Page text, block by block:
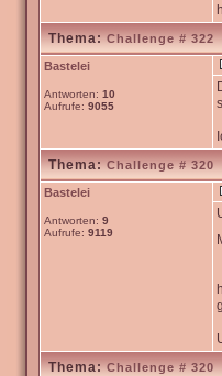
Thema:Challenge # 322
Bastelei
Antworten: 10
Aufrufe: 9055
Thema:Challenge # 320
Bastelei
Antworten: 9
Aufrufe: 9119
Thema:Challenge # 320